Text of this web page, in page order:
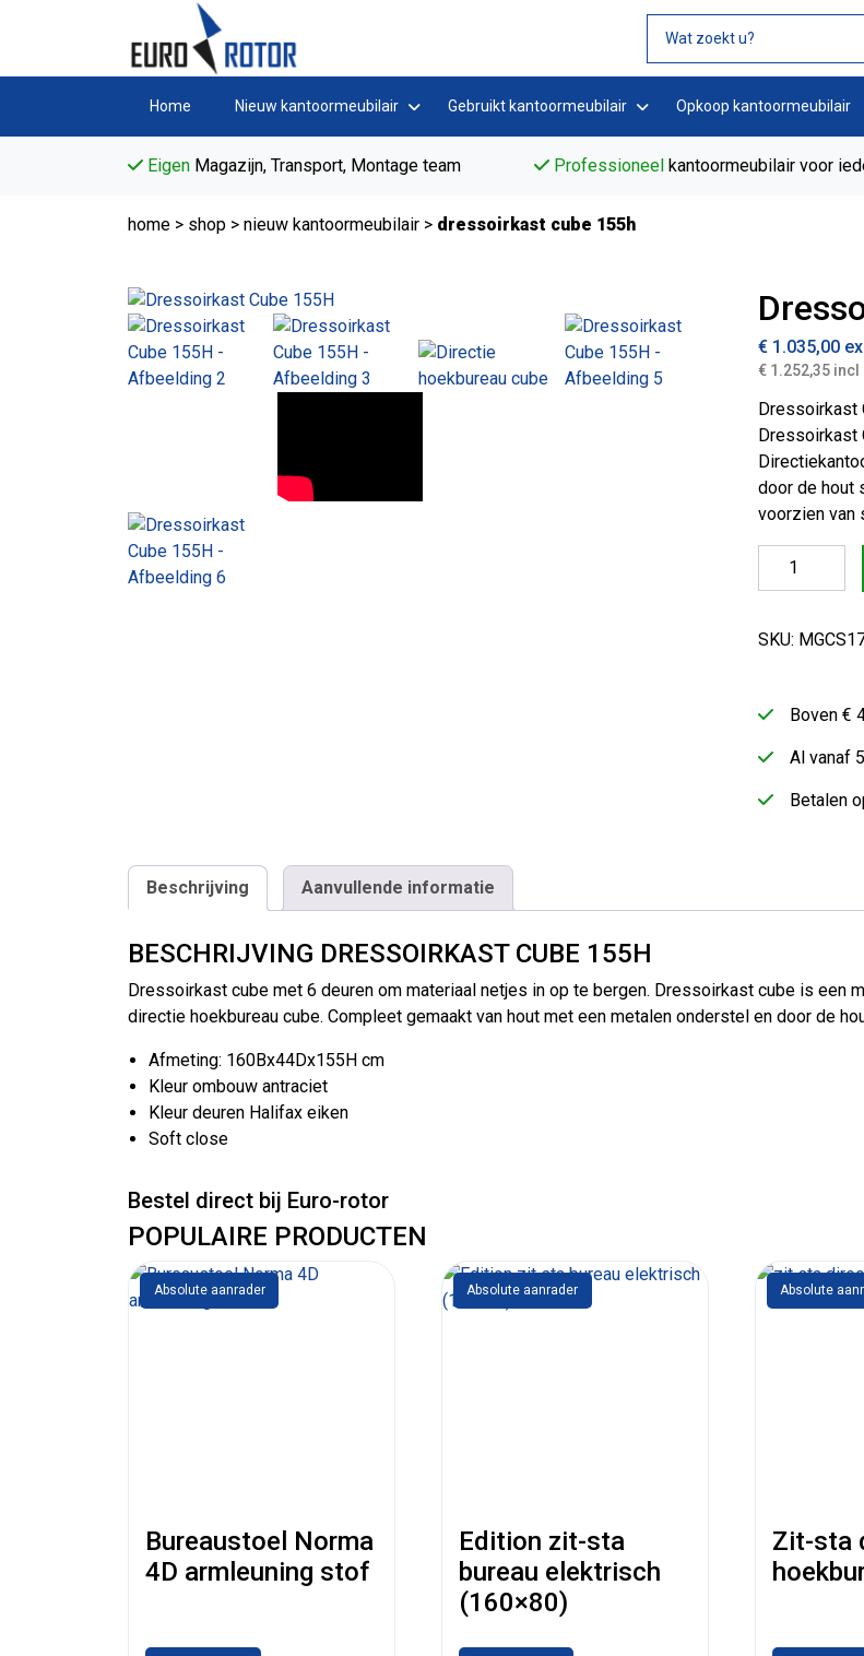
Home Nieuw kantoormeubilair Gebruikt kantoormeubilair Opkoop kantoormeubilair
Eigen Magazijn, Transport, Montage team Professioneelkantoormeubilair voor
home > shop > nieuw kantoormeubilair > dressoirkast cube 155h
€ 1.035,00
€ 1.252,35 incl
Dressoirkast
Dressoirkast
door de hout
voorzien van
Dressoirkast
SKU:
Boven €
Al vanaf
Betalen
Beschrijving Aanvullende informatie
BESCHRIJVING DRESSOIRKAST CUBE 155H
Dressoirkast cube met 6 deuren om materiaal netjes in op te bergen. Dressoirkast cube is een
directie hoekbureau cube. Compleet gemaakt van hout met een metalen onderstel en door de
Afmeting: 160Bx44Dx155H cm
Kleur ombouw antraciet
Kleur deuren Halifax eiken
Soft close
Bestel direct bij Euro-rotor
POPULAIRE PRODUCTEN
Absolute aanrader
Bureaustoel Norma
4D armleuning stof
Absolute aanrader
Edition zit-sta
bureau elektrisch
(160×80)
Absolute
Zit-sta